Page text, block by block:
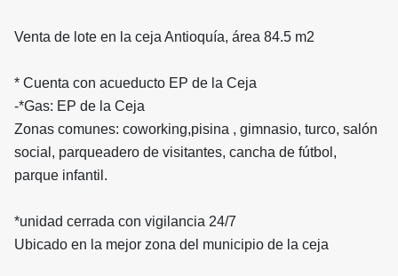
Venta de lote en la ceja Antioquía, área 84.5 m2
* Cuenta con acueducto EP de la Ceja
-*Gas: EP de la Ceja
Zonas comunes: ⁠coworking,pisina , gimnasio, turco, salón
social, parqueadero de visitantes, cancha de fútbol,
parque infantil.
*⁠unidad cerrada con ⁠vigilancia 24/7
Ubicado en la mejor zona del municipio de la ceja